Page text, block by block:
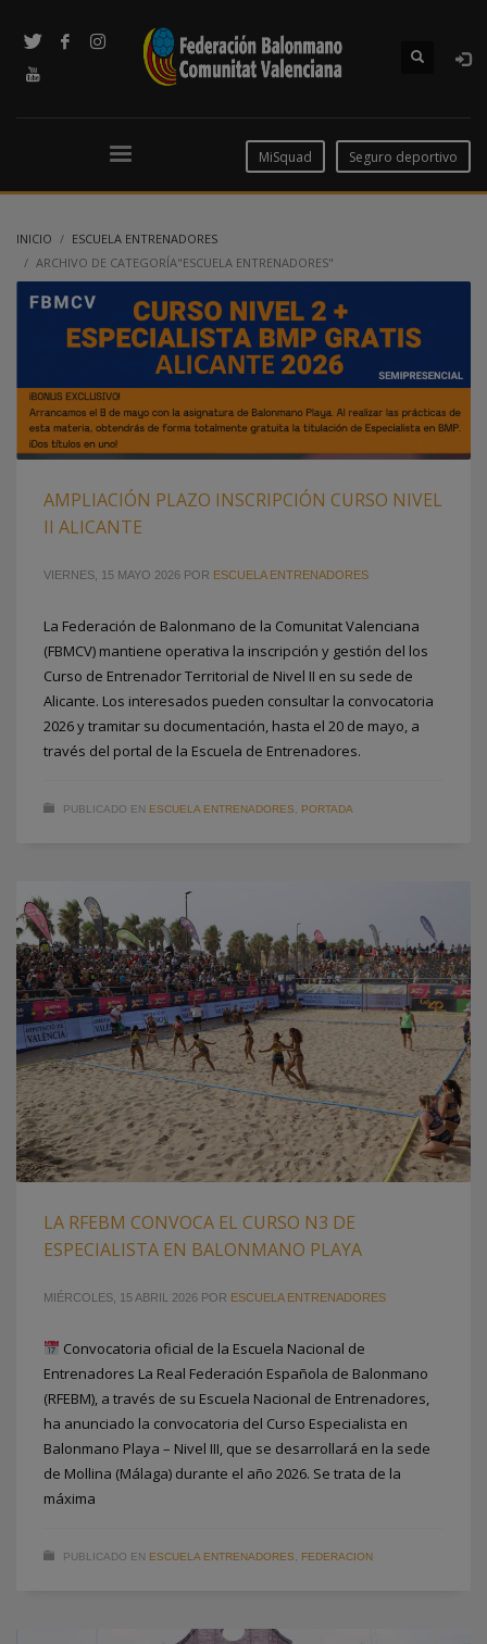
MiSquad Seguro deportivo
INICIO
ESCUELA ENTRENADORES
ARCHIVO DE CATEGORÍA"ESCUELA ENTRENADORES"
AMPLIACIÓN PLAZO INSCRIPCIÓN CURSO NIVEL
II ALICANTE
VIERNES, 15 MAYO 2026 POR ESCUELA ENTRENADORES
La Federación de Balonmano de la Comunitat Valenciana
(FBMCV) mantiene operativa la inscripción y gestión del los
Curso de Entrenador Territorial de Nivel II en su sede de
Alicante. Los interesados pueden consultar la convocatoria
2026 y tramitar su documentación, hasta el 20 de mayo, a
través del portal de la Escuela de Entrenadores.
PUBLICADO EN ESCUELA ENTRENADORES PORTADA
LA RFEBM CONVOCA EL CURSO N3 DE
ESPECIALISTA EN BALONMANO PLAYA
MIÉRCOLES, 15 ABRIL 2026 POR ESCUELA ENTRENADORES
Convocatoria oficial de la Escuela Nacional de
Entrenadores La Real Federación Española de Balonmano
(RFEBM), a través de su Escuela Nacional de Entrenadores,
ha anunciado la convocatoria del Curso Especialista en
Balonmano Playa – Nivel III, que se desarrollará en la sede
de Mollina (Málaga) durante el año 2026. Se trata de la
máxima
PUBLICADO EN ESCUELA ENTRENADORES FEDERACION